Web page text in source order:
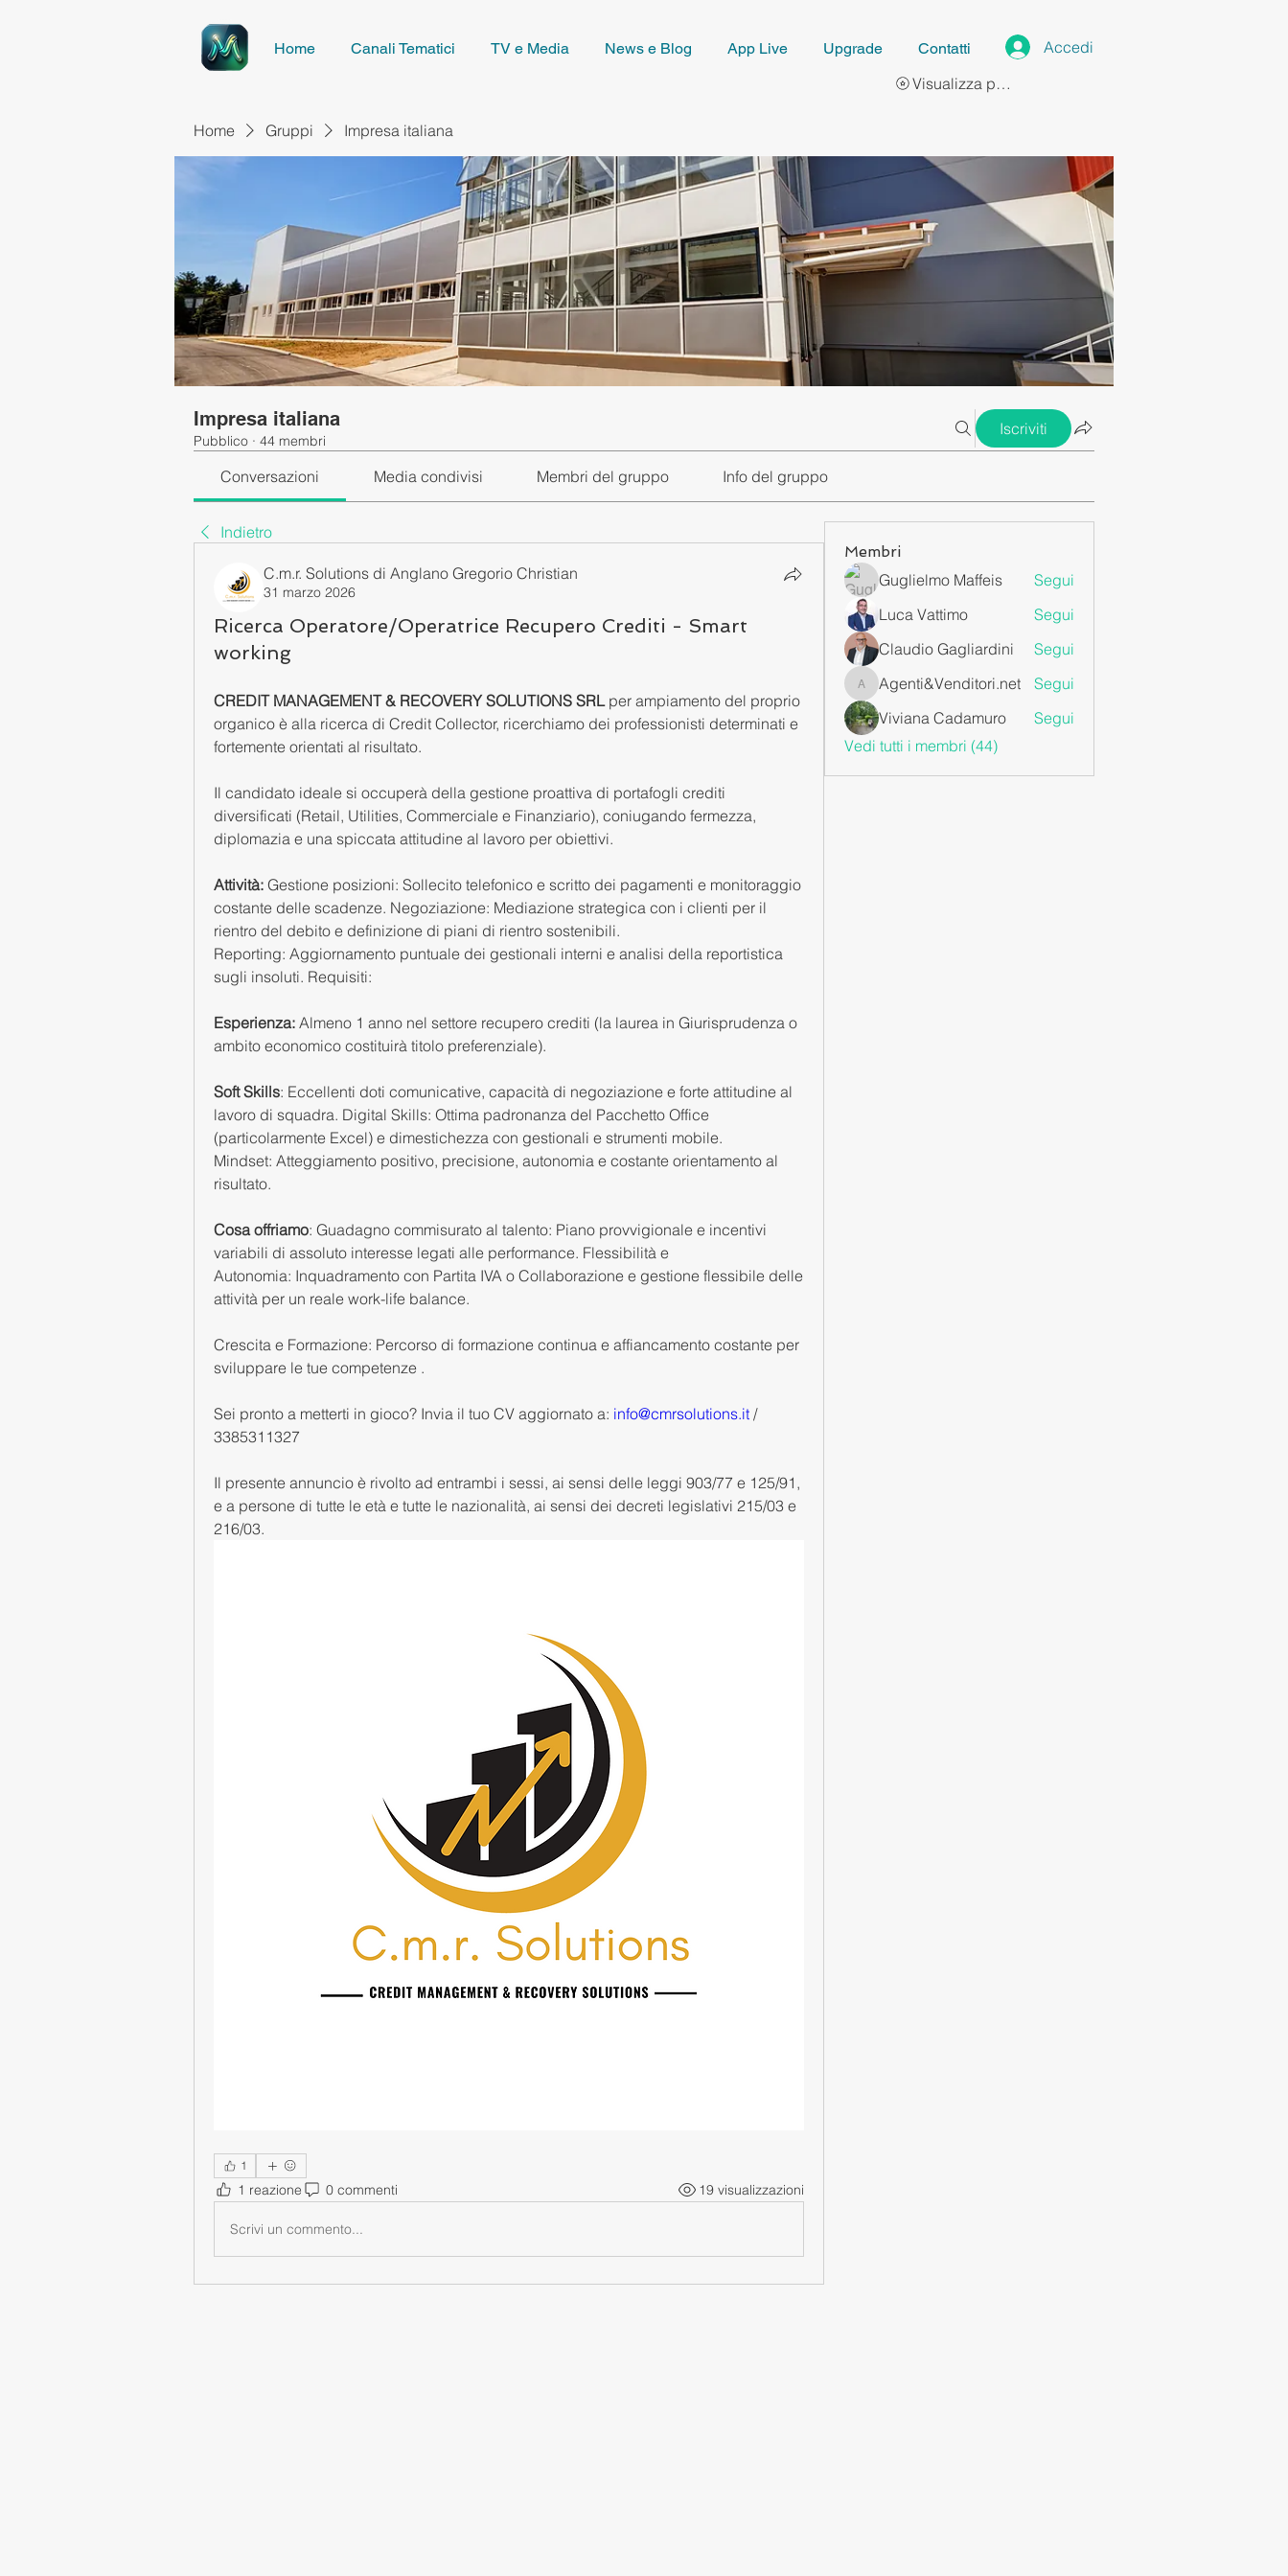
Home Canali Tematici TV e Media News e Blog App Live Upgrade Contatti
Accedi
Visualizza punti
Home Gruppi Impresa italiana
Impresa italiana
Pubblico · 44 membri
Iscriviti
Conversazioni Media condivisi Membri del gruppo Info del gruppo
Indietro
C.m.r. Solutions di Anglano Gregorio Christian
31 marzo 2026
Ricerca Operatore/Operatrice Recupero Crediti - Smart
working
CREDIT MANAGEMENT & RECOVERY SOLUTIONS SRL per ampiamento del proprio
organico è alla ricerca di Credit Collector, ricerchiamo dei professionisti determinati e
fortemente orientati al risultato.
Il candidato ideale si occuperà della gestione proattiva di portafogli crediti
diversificati (Retail, Utilities, Commerciale e Finanziario), coniugando fermezza,
diplomazia e una spiccata attitudine al lavoro per obiettivi.
Attività: Gestione posizioni: Sollecito telefonico e scritto dei pagamenti e monitoraggio
costante delle scadenze. Negoziazione: Mediazione strategica con i clienti per il
rientro del debito e definizione di piani di rientro sostenibili.
Reporting: Aggiornamento puntuale dei gestionali interni e analisi della reportistica
sugli insoluti. Requisiti:
Esperienza: Almeno 1 anno nel settore recupero crediti (la laurea in Giurisprudenza o
ambito economico costituirà titolo preferenziale).
Soft Skills: Eccellenti doti comunicative, capacità di negoziazione e forte attitudine al
lavoro di squadra. Digital Skills: Ottima padronanza del Pacchetto Office
(particolarmente Excel) e dimestichezza con gestionali e strumenti mobile.
Mindset: Atteggiamento positivo, precisione, autonomia e costante orientamento al
risultato.
Cosa offriamo: Guadagno commisurato al talento: Piano provvigionale e incentivi
variabili di assoluto interesse legati alle performance. Flessibilità e
Autonomia: Inquadramento con Partita IVA o Collaborazione e gestione flessibile delle
attività per un reale work-life balance.
Crescita e Formazione: Percorso di formazione continua e affiancamento costante per
sviluppare le tue competenze .
Sei pronto a metterti in gioco? Invia il tuo CV aggiornato a: info@cmrsolutions.it /
3385311327
Il presente annuncio è rivolto ad entrambi i sessi, ai sensi delle leggi 903/77 e 125/91,
e a persone di tutte le età e tutte le nazionalità, ai sensi dei decreti legislativi 215/03 e
216/03.
1
1 reazione 0 commenti 19 visualizzazioni
Scrivi un commento...
Membri
Guglielmo Maffeis
Segui
Luca Vattimo
Segui
Claudio Gagliardini
Segui
Agenti&Venditori.net
Agenti&Venditori.net
Segui
Viviana Cadamuro
Segui
Vedi tutti i membri (44)